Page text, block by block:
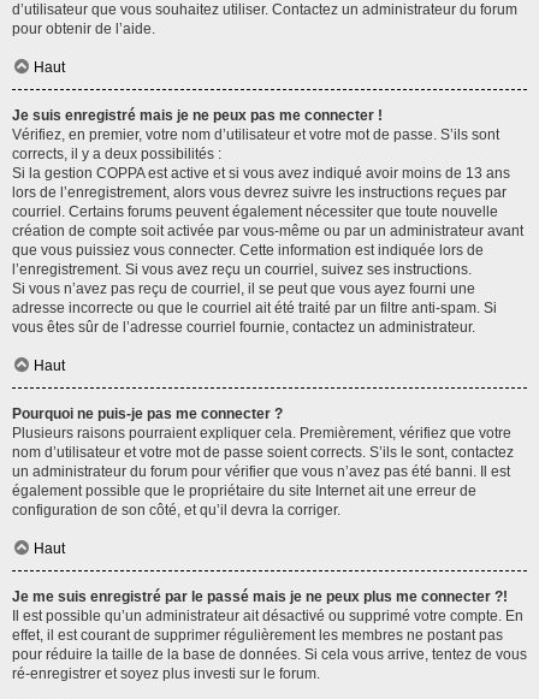
d’utilisateur que vous souhaitez utiliser. Contactez un administrateur du forum
pour obtenir de l’aide.
Haut
Je suis enregistré mais je ne peux pas me connecter !
Vérifiez, en premier, votre nom d’utilisateur et votre mot de passe. S’ils sont
corrects, il y a deux possibilités :
Si la gestion COPPA est active et si vous avez indiqué avoir moins de 13 ans
lors de l’enregistrement, alors vous devrez suivre les instructions reçues par
courriel. Certains forums peuvent également nécessiter que toute nouvelle
création de compte soit activée par vous-même ou par un administrateur avant
que vous puissiez vous connecter. Cette information est indiquée lors de
l’enregistrement. Si vous avez reçu un courriel, suivez ses instructions.
Si vous n’avez pas reçu de courriel, il se peut que vous ayez fourni une
adresse incorrecte ou que le courriel ait été traité par un filtre anti-spam. Si
vous êtes sûr de l’adresse courriel fournie, contactez un administrateur.
Haut
Pourquoi ne puis-je pas me connecter ?
Plusieurs raisons pourraient expliquer cela. Premièrement, vérifiez que votre
nom d’utilisateur et votre mot de passe soient corrects. S’ils le sont, contactez
un administrateur du forum pour vérifier que vous n’avez pas été banni. Il est
également possible que le propriétaire du site Internet ait une erreur de
configuration de son côté, et qu’il devra la corriger.
Haut
Je me suis enregistré par le passé mais je ne peux plus me connecter ?!
Il est possible qu’un administrateur ait désactivé ou supprimé votre compte. En
effet, il est courant de supprimer régulièrement les membres ne postant pas
pour réduire la taille de la base de données. Si cela vous arrive, tentez de vous
ré-enregistrer et soyez plus investi sur le forum.